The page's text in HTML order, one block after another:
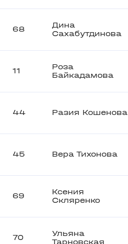
68
Дина
Сахабутдинова
11
Роза
Байкадамова
44 Разия Кошенова
45 Вера Тихонова
69
Ксения
Скляренко
70
Ульяна